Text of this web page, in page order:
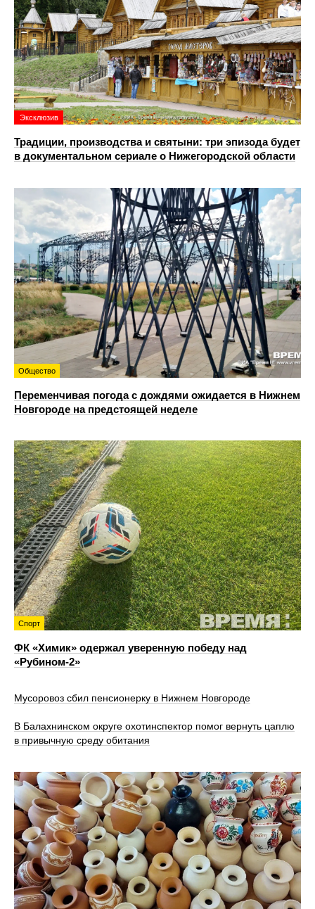
Эксклюзив
Традиции, производства и святыни: три эпизода будет
в документальном сериале о Нижегородской области
Общество
Переменчивая погода с дождями ожидается в Нижнем
Новгороде на предстоящей неделе
Спорт
ФК «Химик» одержал уверенную победу над
«Рубином‑2»
Мусоровоз сбил пенсионерку в Нижнем Новгороде
В Балахнинском округе охотинспектор помог вернуть цаплю
в привычную среду обитания